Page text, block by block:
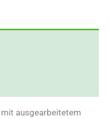
ausgearbeitetem